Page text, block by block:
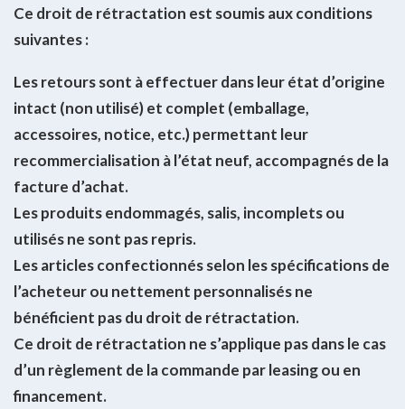
Ce droit de rétractation est soumis aux conditions
suivantes :
Les retours sont à effectuer dans leur état d’origine
intact (non utilisé) et complet (emballage,
accessoires, notice, etc.) permettant leur
recommercialisation à l’état neuf, accompagnés de la
facture d’achat.
Les produits endommagés, salis, incomplets ou
utilisés ne sont pas repris.
Les articles confectionnés selon les spécifications de
l’acheteur ou nettement personnalisés ne
bénéficient pas du droit de rétractation.
Ce droit de rétractation ne s’applique pas dans le cas
d’un règlement de la commande par leasing ou en
financement.